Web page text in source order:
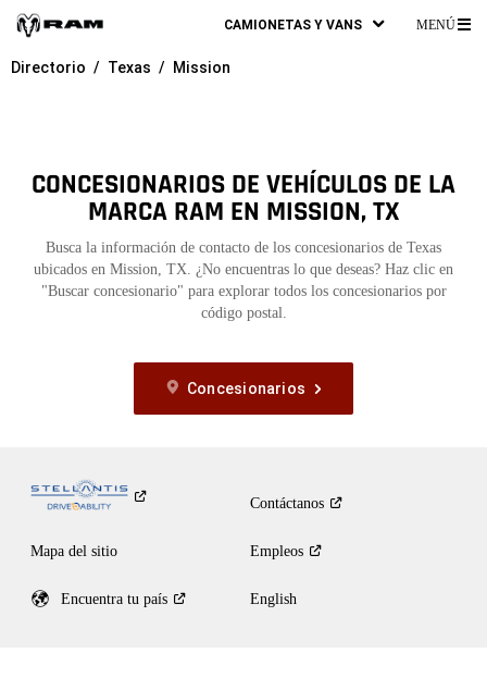
CAMIONETAS Y VANS MENÚ
Directorio Texas Mission
CONCESIONARIOS DE VEHÍCULOS DE LA
MARCA RAM EN MISSION, TX
Busca la información de contacto de los concesionarios de Texas
ubicados en Mission, TX. ¿No encuentras lo que deseas? Haz clic en
"Buscar concesionario" para explorar todos los concesionarios por
código postal.
Concesionarios
Contáctanos
Mapa del sitio Empleos
Encuentra tu país English